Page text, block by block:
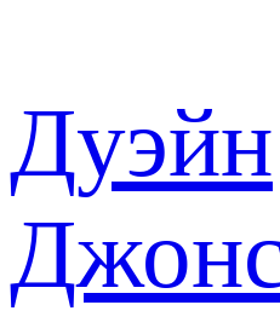
Дуэйн